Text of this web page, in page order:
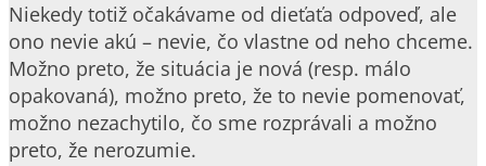
Niekedy totiž očakávame od dieťaťa odpoveď, ale
ono nevie akú – nevie, čo vlastne od neho chceme.
Možno preto, že situácia je nová (resp. málo
opakovaná), možno preto, že to nevie pomenovať,
možno nezachytilo, čo sme rozprávali a možno
preto, že nerozumie.